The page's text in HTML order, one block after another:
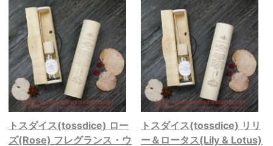
トスダイス(tossdice) ロー
ズ(Rose) フレグランス・ウ
トスダイス(tossdice) リリ
ー＆ロータス(Lily & Lotus)